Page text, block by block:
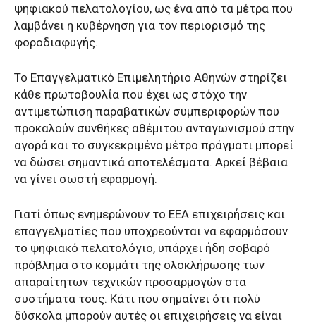
ψηφιακού πελατολογίου, ως ένα από τα μέτρα που
λαμβάνει η κυβέρνηση για τον περιορισμό της
φοροδιαφυγής.
Το Επαγγελματικό Επιμελητήριο Αθηνών στηρίζει
κάθε πρωτοβουλία που έχει ως στόχο την
αντιμετώπιση παραβατικών συμπεριφορών που
προκαλούν συνθήκες αθέμιτου ανταγωνισμού στην
αγορά και το συγκεκριμένο μέτρο πράγματι μπορεί
να δώσει σημαντικά αποτελέσματα. Αρκεί βέβαια
να γίνει σωστή εφαρμογή.
Γιατί όπως ενημερώνουν το ΕΕΑ επιχειρήσεις και
επαγγελματίες που υποχρεούνται να εφαρμόσουν
το ψηφιακό πελατολόγιο, υπάρχει ήδη σοβαρό
πρόβλημα στο κομμάτι της ολοκλήρωσης των
απαραίτητων τεχνικών προσαρμογών στα
συστήματα τους. Κάτι που σημαίνει ότι πολύ
δύσκολα μπορούν αυτές οι επιχειρήσεις να είναι